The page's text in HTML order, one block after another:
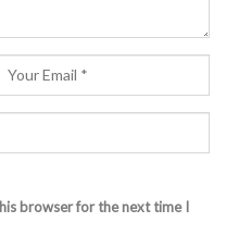
browser for the next time I